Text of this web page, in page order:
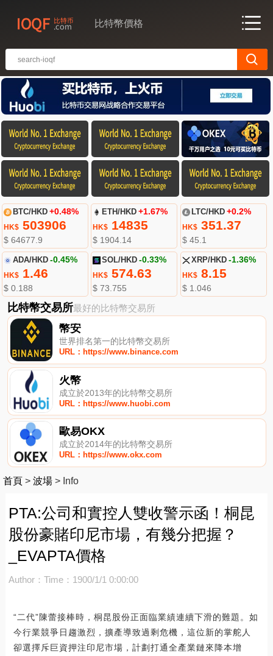
比特幣價格
BTC/HKD +0.48%
HK$503906
$ 64677.9
ETH/HKD +1.67%
HK$ 14835
$ 1904.14
LTC/HKD +0.2%
HK$351.37
$ 45.1
ADA/HKD -0.45%
HK$1.46
$ 0.188
SOL/HKD -0.33%
HK$ 574.63
$ 73.755
XRP/HKD -1.36%
HK$8.15
$ 1.046
比特幣交易所最好的比特幣交易所
幣安
世界排名第一的比特幣交易所
URL：https://www.binance.com
火幣
成立於2013年的比特幣交易所
URL：https://www.huobi.com
歐易OKX
成立於2014年的比特幣交易所
URL：https://www.okx.com
首頁 > 波場 > Info
PTA:公司和實控人雙收警示函！桐昆
股份豪賭印尼市場，有幾分把握？
_EVAPTA價格
Author： Time：1900/1/1 0:00:00
“二代”陳蕾接棒時，桐昆股份正面臨業績連續下滑的難題。如
今行業競爭日趨激烈，擴產導致過剩危機，這位新的掌舵人
卻選擇斥巨資押注印尼市場，計劃打通全產業鏈來降本增